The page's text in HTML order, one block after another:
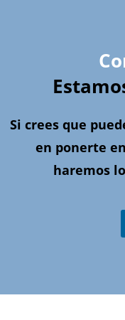
Si crees que
en ponerte
haremos